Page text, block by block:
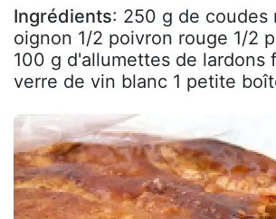
Ingrédients: 250 g de coudes
oignon 1/2 poivron rouge 1/2
100 g d'allumettes de lardons
verre de vin blanc 1 petite